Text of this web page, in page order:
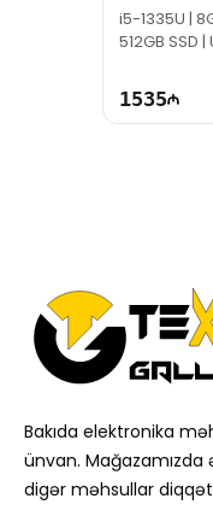
i5-1335U |
512GB SSD |
1535
Bakıda elektronika
ünvan.
digər məhsullar